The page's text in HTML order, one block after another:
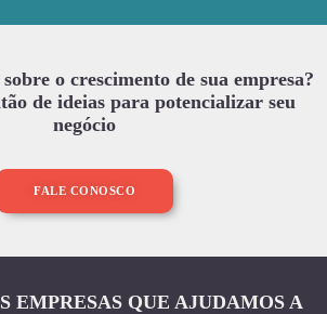
o crescimento de sua empresa?
de ideias para potencializar seu
negócio
FALE CONOSCO
EMPRESAS QUE AJUDAMOS A